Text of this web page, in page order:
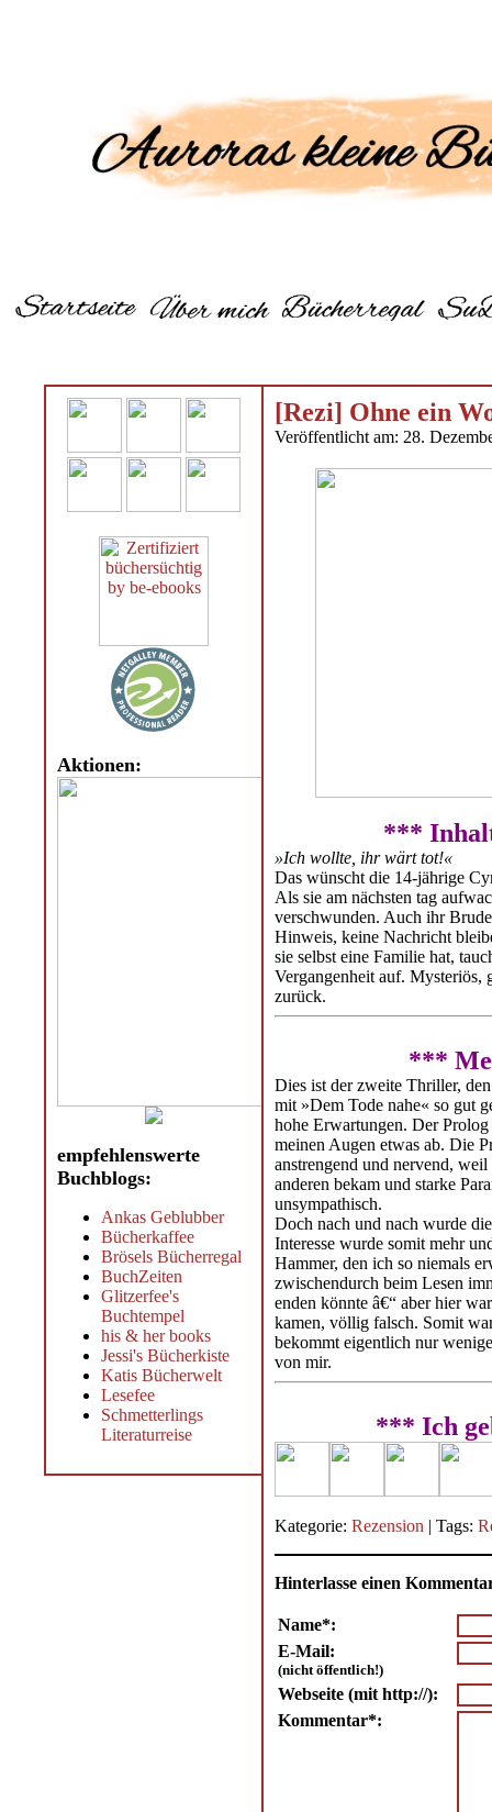
Aktionen:
empfehlenswerte
Buchblogs:
Ankas Geblubber
Bücherkaffee
Brösels Bücherregal
BuchZeiten
Glitzerfee's
Buchtempel
his & her books
Jessi's Bücherkiste
Katis Bücherwelt
Lesefee
Schmetterlings
Literaturreise
[Rezi] Ohne ein
Veröffentlicht am: 28.
***
»Ich wollte, ihr wärt tot!«
Das wünscht die 14-jährige
Als sie am nächsten tag
verschwunden. Auch ihr
Hinweis, keine Nachricht
sie selbst eine Familie hat,
Vergangenheit auf. Mysteriös,
zurück.
***
Dies ist der zweite Thriller,
mit »Dem Tode nahe« so gut
hohe Erwartungen. Der
meinen Augen etwas ab. Die
anstrengend und nervend,
anderen bekam und starke
unsympathisch.
Doch nach und nach wurde
Interesse wurde somit mehr
Hammer, den ich so niemals
zwischendurch beim Lesen
enden könnte â€“ aber hier
kamen, völlig falsch. Somit
bekommt eigentlich nur
von mir.
*** Ich
Kategorie:Rezension | Tags:
Hinterlasse einen
Name*:
E-Mail:
(nicht öffentlich!)
Webseite (mit http://):
Kommentar*: